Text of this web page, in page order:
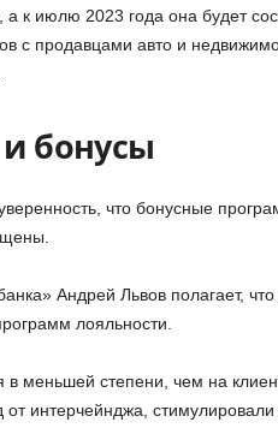
к июлю 2023 года она будет
с продавцами авто и
бонусы
что бонусные
Андрей Львов полагает, что
лояльности.
в меньшей степени, чем на
интерчейнджа, стимулировали